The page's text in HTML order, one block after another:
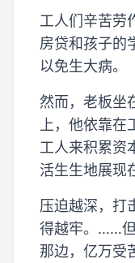
工人们辛苦劳
房贷和孩子的
以免生大病。
然而，老板坐
上，他依靠
工人来积累资
活生生地展现
压迫越深，打
得越牢。……
那边，亿万受